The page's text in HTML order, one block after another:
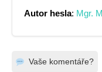
Autor hesla: Mgr.
Vaše komentáře?